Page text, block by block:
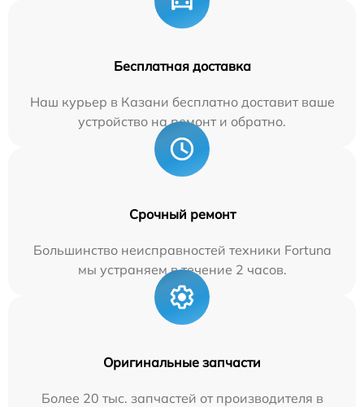
Бесплатная доставка
Наш курьер в Казани бесплатно доставит ваше
устройство на ремонт и обратно.
Срочный ремонт
Большинство неисправностей техники Fortuna
мы устраняем в течение 2 часов.
Оригинальные запчасти
Более 20 тыс. запчастей от производителя в